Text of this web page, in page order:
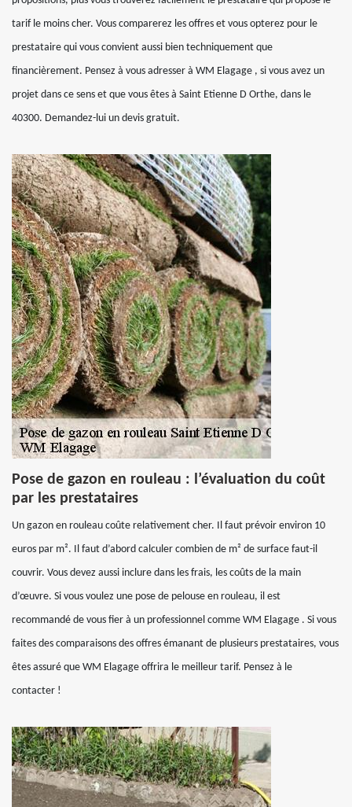
tarif le moins cher. Vous comparerez les offres et vous opterez pour le
prestataire qui vous convient aussi bien techniquement que
financièrement. Pensez à vous adresser à WM Elagage , si vous avez un
projet dans ce sens et que vous êtes à Saint Etienne D Orthe, dans le
40300. Demandez-lui un devis gratuit.
Pose de gazon en rouleau : l’évaluation du coût
par les prestataires
Un gazon en rouleau coûte relativement cher. Il faut prévoir environ 10
euros par m². Il faut d’abord calculer combien de m² de surface faut-il
couvrir. Vous devez aussi inclure dans les frais, les coûts de la main
d’œuvre. Si vous voulez une pose de pelouse en rouleau, il est
recommandé de vous fier à un professionnel comme WM Elagage . Si vous
faites des comparaisons des offres émanant de plusieurs prestataires, vous
êtes assuré que WM Elagage offrira le meilleur tarif. Pensez à le
contacter !